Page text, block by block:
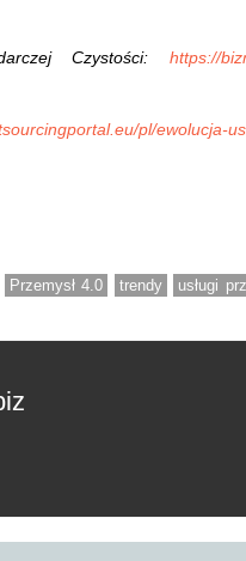
Czystości: https://
pl/ewolucja-
Przemysł 4.0 trendy usługi